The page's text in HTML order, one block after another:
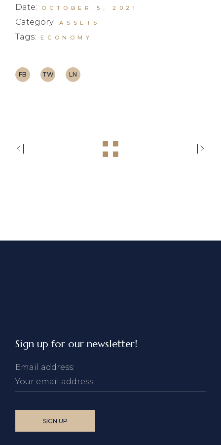
Date: OCTOBER 5, 2021
Category: ASSETS
Tags: ECONOMY
FB TW LN
Sign up for our newsletter!
Email address: